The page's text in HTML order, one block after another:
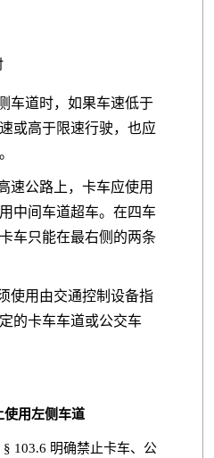
车道时，如果车速低于
或高于限速行驶，也应
速公路上，卡车应使用
中间车道超车。在四车
车只能在最右侧的两条
使用由交通控制设备指
的卡车车道或公交车
使用左侧车道
§ 103.6 明确禁止卡车、公